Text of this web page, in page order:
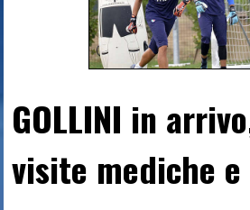
GOLLINI in
visite mediche